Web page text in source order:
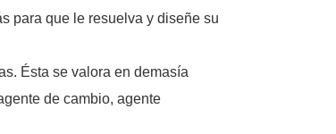
para que le resuelva y diseñe su
Ésta se valora en demasía
de cambio, agente